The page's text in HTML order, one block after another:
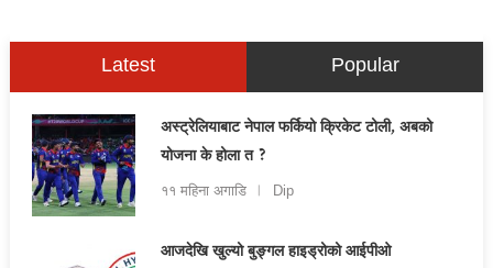
Latest Popular
अस्ट्रेलियाबाट नेपाल फर्कियो क्रिकेट टोली, अबको
योजना के होला त ?
११ महिना अगाडि Dip
आजदेखि खुल्यो बुङ्गल हाइड्रोको आईपीओ